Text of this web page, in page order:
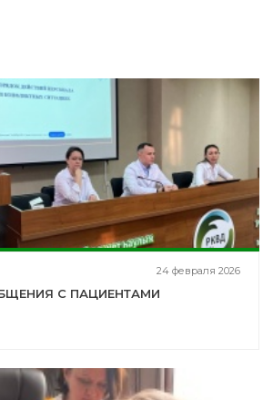
24 февраля 2026
С ПАЦИЕНТАМИ